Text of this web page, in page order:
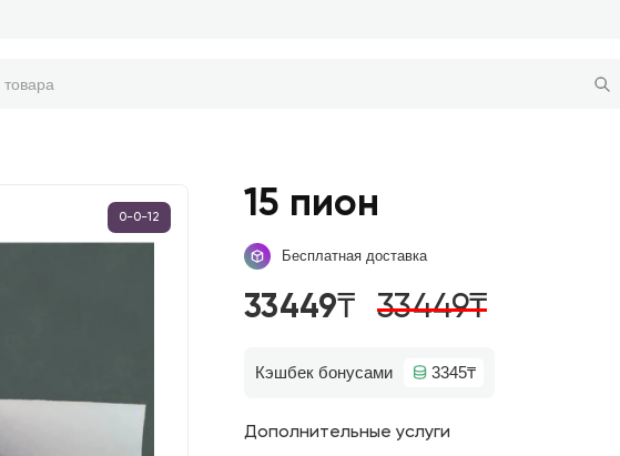
0-0-12 15 пион
Бесплатная доставка
33449₸ 33449₸
Кэшбек бонусами 3345₸
Дополнительные услуги